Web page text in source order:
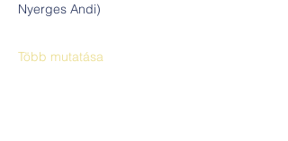
Nyerges Andi)
Több mutatása